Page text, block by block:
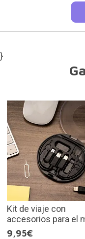
}
Kit de viaje con
accesorios para el
9,95€